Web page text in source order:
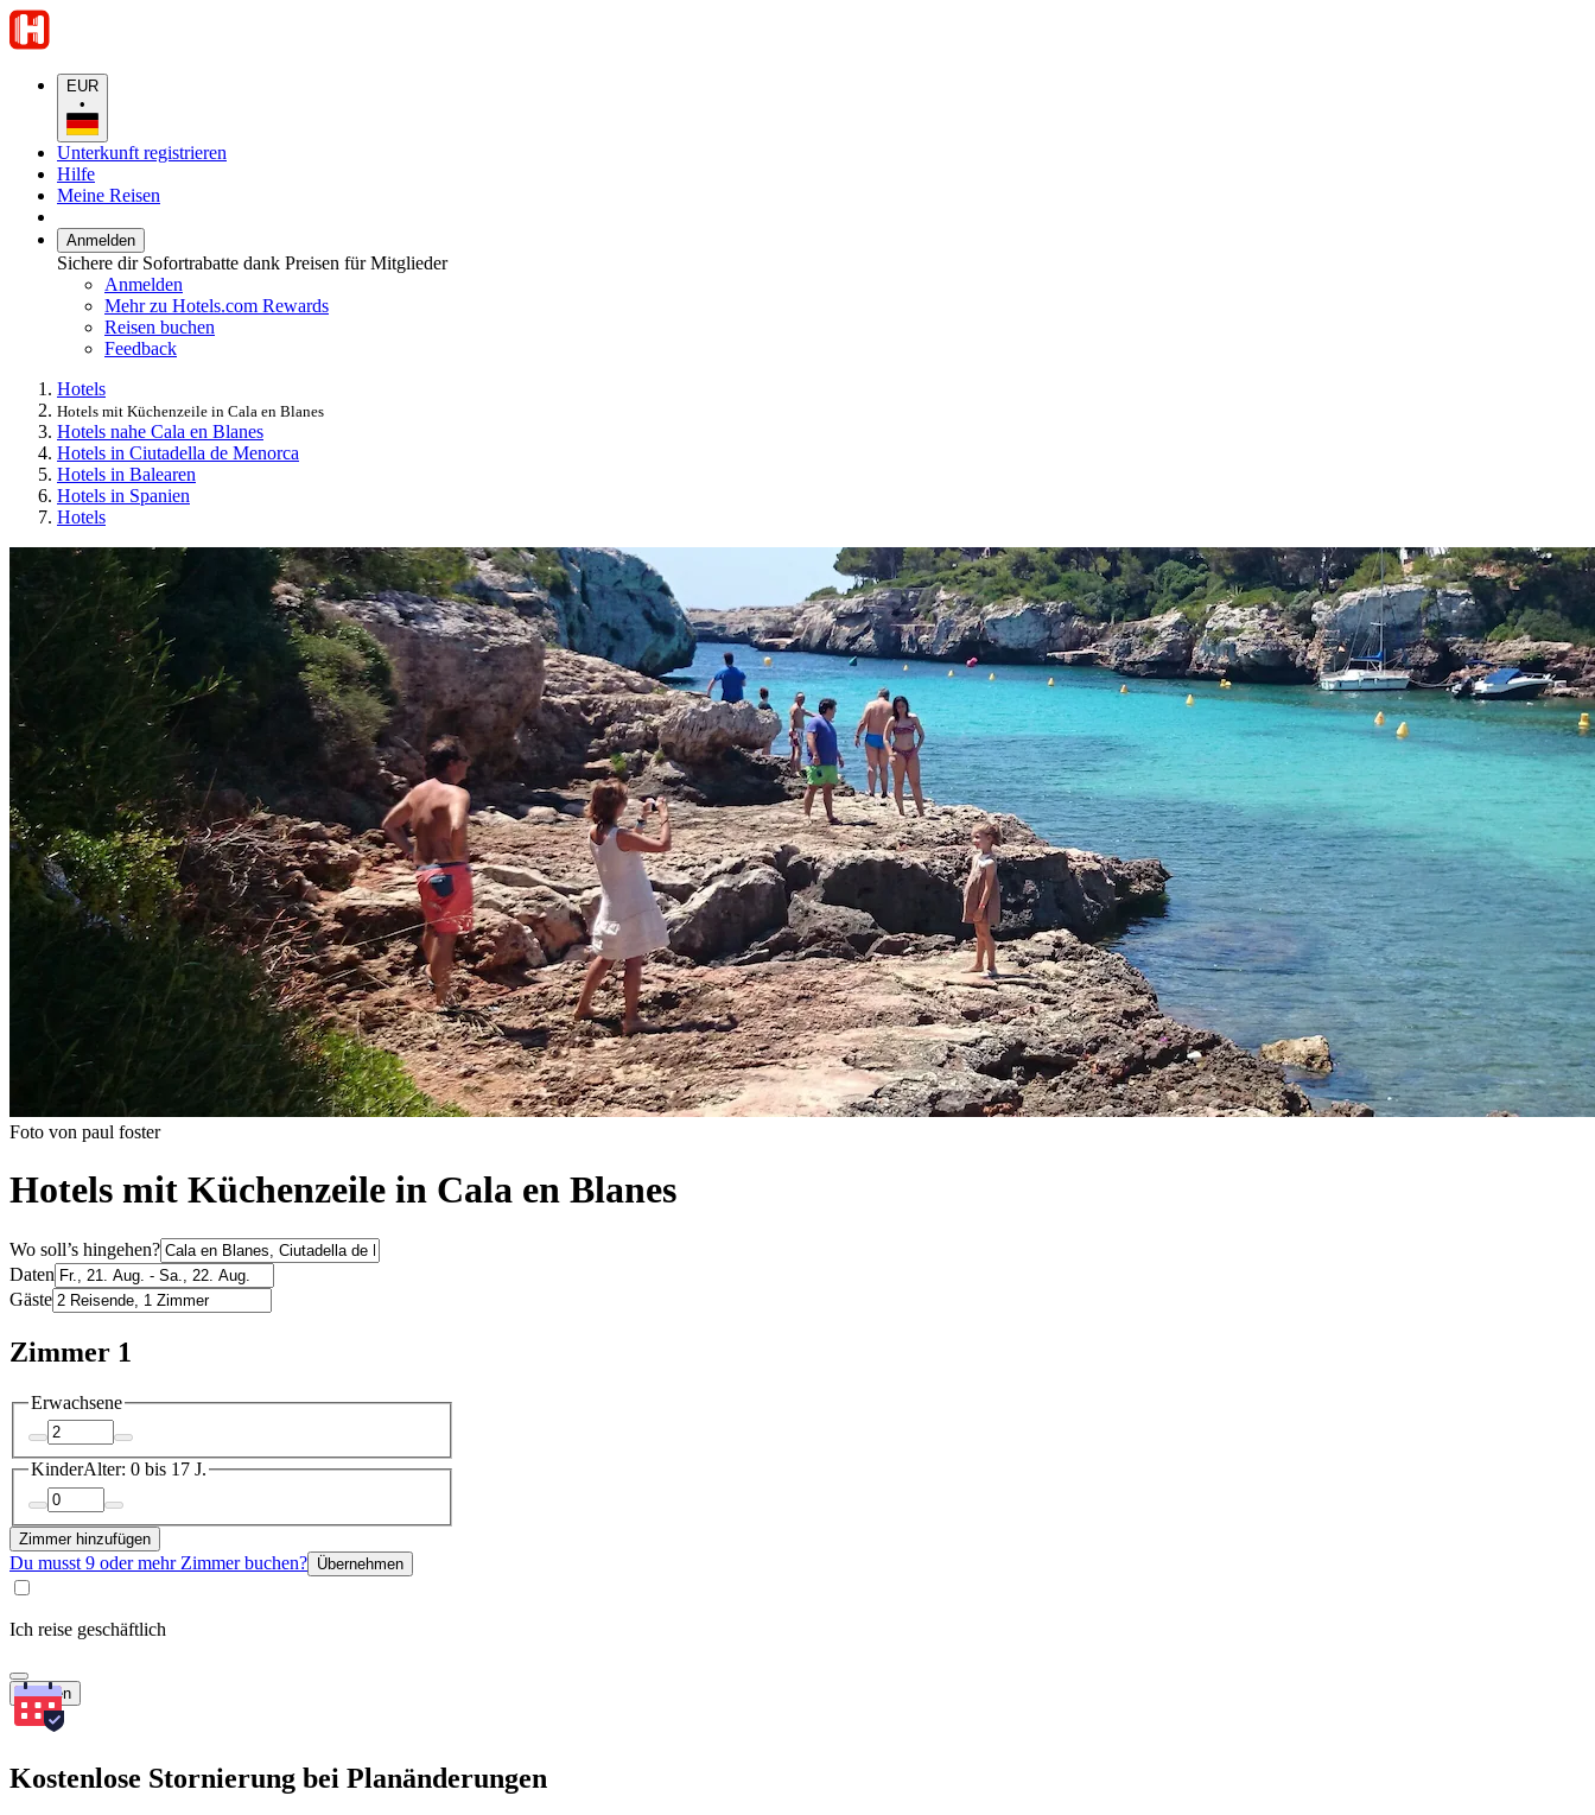
EUR
•
Unterkunft registrieren
Hilfe
Meine Reisen
Anmelden
Sichere dir Sofortrabatte dank Preisen für Mitglieder
Anmelden
Mehr zu Hotels.com Rewards
Reisen buchen
Feedback
Hotels
Hotels mit Küchenzeile in Cala en Blanes
Hotels nahe Cala en Blanes
Hotels in Ciutadella de Menorca
Hotels in Balearen
Hotels in Spanien
Hotels
Foto von paul foster
Hotels mit Küchenzeile in Cala en Blanes
Wo soll’s hingehen?
Daten
Gäste
Zimmer 1
Erwachsene
KinderAlter: 0 bis 17 J.
Zimmer hinzufügen
Du musst 9 oder mehr Zimmer buchen? Übernehmen
Ich reise geschäftlich
Suchen
Kostenlose Stornierung bei Planänderungen